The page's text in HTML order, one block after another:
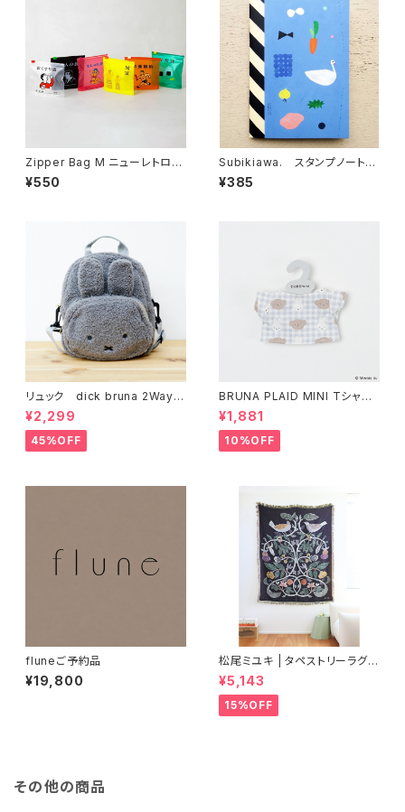
Zipper Bag M ニューレトロ
ジッパーバッグ M （6枚入り）
¥550
Subikiawa. スタンプノート
Life Objects
¥385
リュック dick bruna 2Way
¥2,299
45%OFF
BRUNA PLAID MINI Tシャツ
チャーム MIFFY
¥1,881
10%OFF
fluneご予約品
¥19,800
松尾ミユキ | タペストリーラグ
プランツバード ブラック | Tape
stry rug Plants-Bird BK
¥5,143
15%OFF
その他の商品